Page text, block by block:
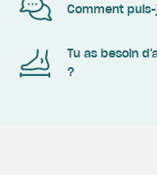
Comment
Tu as besoin
?